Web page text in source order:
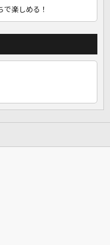
で楽しめる！